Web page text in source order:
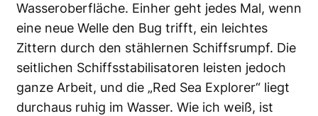
Wasseroberfläche. Einher geht jedes Mal, wenn
eine neue Welle den Bug trifft, ein leichtes
Zittern durch den stählernen Schiffsrumpf. Die
seitlichen Schiffsstabilisatoren leisten jedoch
ganze Arbeit, und die „Red Sea Explorer“ liegt
durchaus ruhig im Wasser. Wie ich weiß, ist